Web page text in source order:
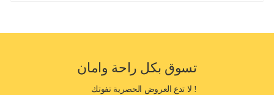
تسوق بكل راحة وامان
! لا تدع العروض الحصرية تفوتك